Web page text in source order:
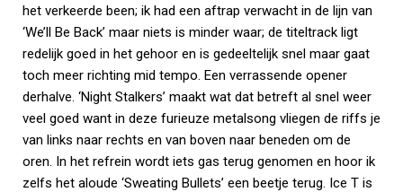
het verkeerde been; ik had een aftrap verwacht in de lijn van
‘We’ll Be Back’ maar niets is minder waar; de titeltrack ligt
redelijk goed in het gehoor en is gedeeltelijk snel maar gaat
toch meer richting mid tempo. Een verrassende opener
derhalve. ‘Night Stalkers’ maakt wat dat betreft al snel weer
veel goed want in deze furieuze metalsong vliegen de riffs je
van links naar rechts en van boven naar beneden om de
oren. In het refrein wordt iets gas terug genomen en hoor ik
zelfs het aloude ‘Sweating Bullets’ een beetje terug. Ice T is